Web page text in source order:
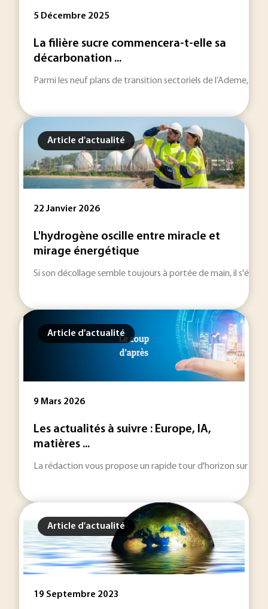
5 Décembre 2025
La filière sucre commencera-t-elle sa
décarbonation ...
Parmi les neuf plans de transition sectoriels de l’Ademe,
Article d'actualité
22 Janvier 2026
L'hydrogène oscille entre miracle et
mirage énergétique
Si son décollage semble toujours à portée de main, il
Article d'actualité
9 Mars 2026
Les actualités à suivre : Europe, IA,
matières ...
La rédaction vous propose un rapide tour d'horizon sur les
Article d'actualité
19 Septembre 2023